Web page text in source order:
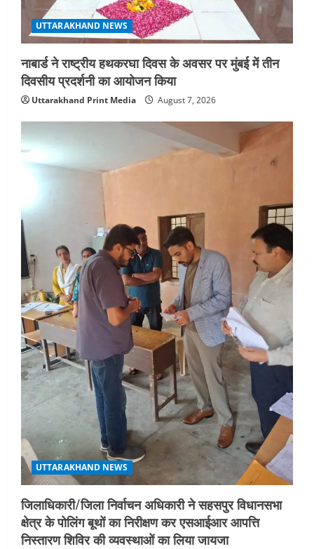
5
UTTARAKHAND NEWS
एमआईटी वर्ल्ड पीस यूनिवर्सिटी और जर्मनी के
बीएसबीआई के बीच समझौता; भारतीय छात्रों
को मिलेंगे वैश्विक अवसर
August 5, 2026
UTTARAKHAND NEWS
नाबार्ड ने राष्ट्रीय हथकरघा दिवस के अवसर पर मुंबई में तीन
दिवसीय प्रदर्शनी का आयोजन किया
Uttarakhand Print Media August 7, 2026
UTTARAKHAND NEWS
जिलाधिकारी/जिला निर्वाचन अधिकारी ने सहसपुर विधानसभा
क्षेत्र के पोलिंग बूथों का निरीक्षण कर एसआईआर आपत्ति
निस्तारण शिविर की व्यवस्थाओं का लिया जायजा